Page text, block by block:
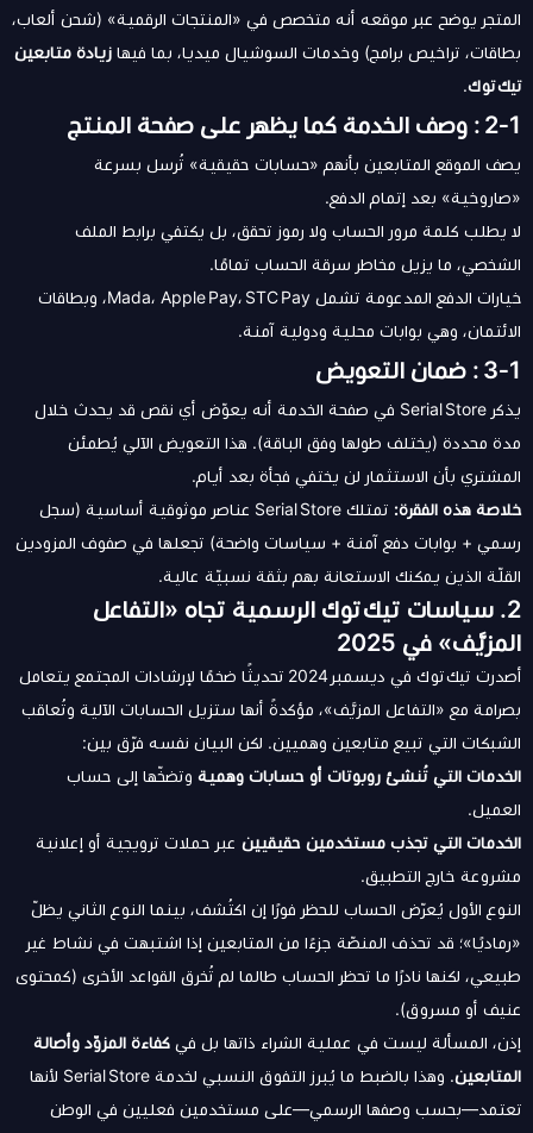
المتجر يوضح عبر موقعه أنه متخصص في «المنتجات الرقمية» (شحن ألعاب،
بطاقات، تراخيص برامج) وخدمات السوشيال ميديا، بما فيها زيادة متابعين
تيك توك.
1‑2 : وصف الخدمة كما يظهر على صفحة المنتج
يصف الموقع المتابعين بأنهم «حسابات حقيقية» تُرسل بسرعة
«صاروخية» بعد إتمام الدفع.
لا يطلب كلمة مرور الحساب ولا رموز تحقق، بل يكتفي برابط الملف
الشخصي، ما يزيل مخاطر سرقة الحساب تمامًا.
خيارات الدفع المدعومة تشمل Mada، Apple Pay، STC Pay، وبطاقات
الائتمان، وهي بوابات محلية ودولية آمنة.
1‑3 : ضمان التعويض
يذكر Serial Store في صفحة الخدمة أنه يعوّض أي نقص قد يحدث خلال
مدة محددة (يختلف طولها وفق الباقة). هذا التعويض الآلي يُطمئن
المشتري بأن الاستثمار لن يختفي فجأة بعد أيام.
خلاصة هذه الفقرة:
تمتلك Serial Store عناصر موثوقية أساسية (سجل
رسمي + بوابات دفع آمنة + سياسات واضحة) تجعلها في صفوف المزودين
القلّة الذين يمكنك الاستعانة بهم بثقة نسبيّة عالية.
2. سياسات تيك توك الرسمية تجاه «التفاعل
المزيَّف» في 2025
أصدرت تيك توك في ديسمبر 2024 تحديثًا ضخمًا لإرشادات المجتمع يتعامل
بصرامة مع «التفاعل المزيَّف»، مؤكدةً أنها ستزيل الحسابات الآلية وتُعاقب
الشبكات التي تبيع متابعين وهميين. لكن البيان نفسه فرّق بين:
الخدمات التي تُنشئ روبوتات أو حسابات وهمية وتضخّها إلى حساب
العميل.
الخدمات التي تجذب مستخدمين حقيقيين عبر حملات ترويجية أو إعلانية
مشروعة خارج التطبيق.
النوع الأول يُعرّض الحساب للحظر فورًا إن اكتُشف، بينما النوع الثاني يظلّ
«رماديًا»؛ قد تحذف المنصّة جزءًا من المتابعين إذا اشتبهت في نشاط غير
طبيعي، لكنها نادرًا ما تحظر الحساب طالما لم تُخرق القواعد الأخرى (كمحتوى
عنيف أو مسروق).
إذن، المسألة ليست في عملية الشراء ذاتها بل في كفاءة المزوّد وأصالة
المتابعين
. وهذا بالضبط ما يُبرز التفوق النسبي لخدمة Serial Store لأنها
تعتمد—بحسب وصفها الرسمي—على مستخدمين فعليين في الوطن